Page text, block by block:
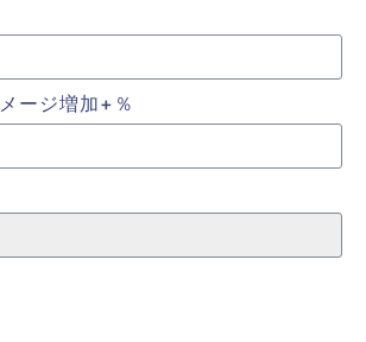
ージ増加+％